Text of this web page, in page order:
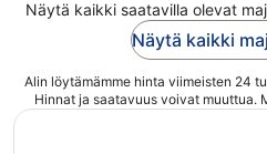
Näytä kaikki saatavilla olevat
Näytä kaikki
Alin löytämämme hinta viimeisten 24
Hinnat ja saatavuus voivat muuttua.